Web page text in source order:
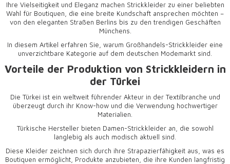
Ihre Vielseitigkeit und Eleganz machen Strickkleider zu einer beliebten
Wahl für Boutiquen, die eine breite Kundschaft ansprechen möchten –
von den eleganten Straßen Berlins bis zu den trendigen Geschäften
Münchens.
In diesem Artikel erfahren Sie, warum Großhandels-Strickkleider eine
unverzichtbare Kategorie auf dem deutschen Modemarkt sind.
Vorteile der Produktion von Strickkleidern in
der Türkei
Die Türkei ist ein weltweit führender Akteur in der Textilbranche und
überzeugt durch ihr Know-how und die Verwendung hochwertiger
Materialien.
Türkische Hersteller bieten Damen-Strickkleideran, die sowohl
langlebig als auch modisch aktuell sind.
Diese Kleider zeichnen sich durch ihre Strapazierfähigkeit aus, was es
Boutiquen ermöglicht, Produkte anzubieten, die ihre Kunden langfristig